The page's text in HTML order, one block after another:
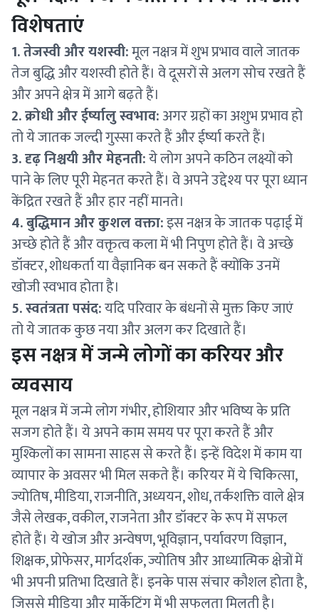
विशेषताएं
1. तेजस्वी और यशस्वी:मूल नक्षत्र में शुभ प्रभाव वाले जातक
तेज बुद्धि और यशस्वी होते हैं। वे दूसरों से अलग सोच रखते हैं
और अपने क्षेत्र में आगे बढ़ते हैं।
2. क्रोधी और ईर्ष्यालु स्वभाव:अगर ग्रहों का अशुभ प्रभाव हो
तो ये जातक जल्दी गुस्सा करते हैं और ईर्ष्या करते हैं।
3. दृढ़ निश्चयी और मेहनती:ये लोग अपने कठिन लक्ष्यों को
पाने के लिए पूरी मेहनत करते हैं। वे अपने उद्देश्य पर पूरा ध्यान
केंद्रित रखते हैं और हार नहीं मानते।
4. बुद्धिमान और कुशल वक्ता:इस नक्षत्र के जातक पढ़ाई में
अच्छे होते हैं और वक्तृत्व कला में भी निपुण होते हैं। वे अच्छे
डॉक्टर, शोधकर्ता या वैज्ञानिक बन सकते हैं क्योंकि उनमें
खोजी स्वभाव होता है।
5. स्वतंत्रता पसंद:यदि परिवार के बंधनों से मुक्त किए जाएं
तो ये जातक कुछ नया और अलग कर दिखाते हैं।
इस नक्षत्र में जन्मे लोगों का करियर और
व्यवसाय
मूल नक्षत्र में जन्मे लोग गंभीर, होशियार और भविष्य के प्रति
सजग होते हैं। ये अपने काम समय पर पूरा करते हैं और
मुश्किलों का सामना साहस से करते हैं। इन्हें विदेश में काम या
व्यापार के अवसर भी मिल सकते हैं। करियर में ये चिकित्सा,
ज्योतिष, मीडिया, राजनीति, अध्ययन, शोध, तर्कशक्ति वाले क्षेत्र
जैसे लेखक, वकील, राजनेता और डॉक्टर के रूप में सफल
होते हैं। ये खोज और अन्वेषण, भूविज्ञान, पर्यावरण विज्ञान,
शिक्षक, प्रोफेसर, मार्गदर्शक, ज्योतिष और आध्यात्मिक क्षेत्रों में
भी अपनी प्रतिभा दिखाते हैं। इनके पास संचार कौशल होता है,
जिससे मीडिया और मार्केटिंग में भी सफलता मिलती है।